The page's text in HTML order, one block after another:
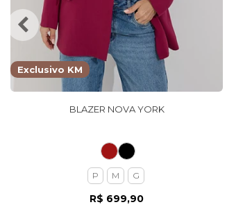
Exclusivo KM
BLAZER NOVA YORK
P M G
R$ 699,90